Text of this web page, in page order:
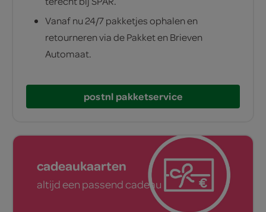
Vanaf nu 24/7 pakketjes ophalen en
retourneren via de Pakket en Brieven
Automaat.
postnl pakketservice
cadeaukaarten
altijd een passend cadeau